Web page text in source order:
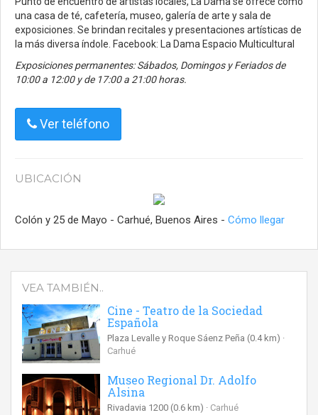
una casa de té, cafetería, museo, galería de arte y sala de
exposiciones. Se brindan recitales y presentaciones artísticas de
la más diversa índole. Facebook: La Dama Espacio Multicultural
Exposiciones permanentes: Sábados, Domingos y Feriados de
10:00 a 12:00 y de 17:00 a 21:00 horas.
Ver teléfono
UBICACIÓN
Colón y 25 de Mayo - Carhué, Buenos Aires - Cómo llegar
VEA TAMBIÉN..
Cine - Teatro de la Sociedad
Española
Plaza Levalle y Roque Sáenz Peña (0.4 km)
Carhué
Museo Regional Dr. Adolfo
Alsina
Rivadavia 1200 (0.6 km) Carhué